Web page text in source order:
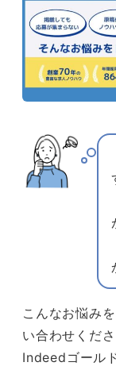
こんなお悩み
い合わせくだ
Indeedゴール